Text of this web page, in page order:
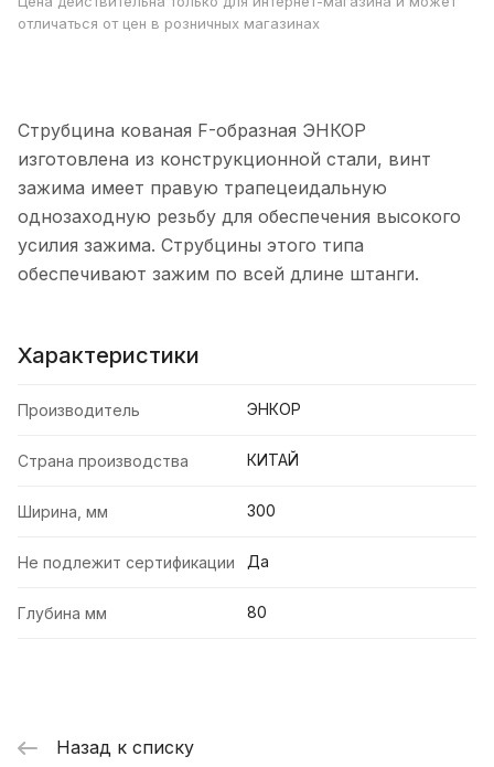
отличаться от цен в розничных магазинах
Струбцина кованая F-образная ЭНКОР
изготовлена из конструкционной стали, винт
зажима имеет правую трапецеидальную
однозаходную резьбу для обеспечения высокого
усилия зажима. Струбцины этого типа
обеспечивают зажим по всей длине штанги.
Характеристики
Производитель ЭНКОР
Страна производства КИТАЙ
Ширина, мм 300
Не подлежит сертификации Да
Глубина мм 80
Назад к списку